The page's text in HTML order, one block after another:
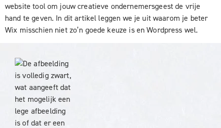
website tool om jouw creatieve ondernemersgeest de vrije
hand te geven. In dit artikel leggen we je uit waarom je beter
Wix misschien niet zo’n goede keuze is en Wordpress wel.